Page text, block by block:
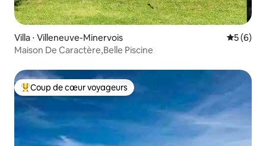
Villa ⋅ Villeneuve-Minervois
5 (6)
Maison De Caractère,Belle Piscine
Coups de cœur voyageurs les plus appréciés
Coup de cœur voyageurs